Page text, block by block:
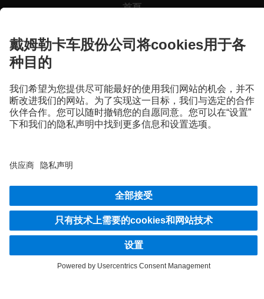
首頁
插圖和文字還可能包含不屬於標準供貨範圍的配件和特殊設備。所示圖面僅為範例，
並不一定代表車輛的實際狀況。車輛的外觀可能會與圖示有差異。我們保留變更的權
利。插圖和文字還可能包含個別國家或地區不提供的類型、支援服務、維護服務和產
品。
念。我們透過思考、行動和溝通的方式來展現這一點。原則上，所有選定的術語自然
2020 牽引測試」。
所有在 Unimog 合作夥伴平台上註冊的製造商均符合 Mercedes‑Benz Trucks 在技
術、品質、服務和銷售領域的品質標準。因此，您已獲得「UnimogPartner by
Mercedes‑Benz」或「Mercedes‑Benz Unimog ExpertPartner」認證。Unimog 使用者
可以放心，透過這個新平台能獲得最佳的車輛與設備組合。